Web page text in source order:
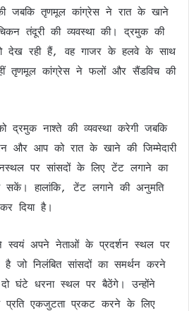
की जबकि तृणमूल कांग्रेस ने रात के खाने
तंदूरी की व्यवस्था की। द्रमुक की
देख रही हैं, वह गाजर के हलवे के साथ
तृणमूल कांग्रेस ने फलों और सैंडविच की
द्रमुक नाश्ते की व्यवस्था करेगी जबकि
और आप को रात के खाने की जिम्मेदारी
पर सांसदों के लिए टेंट लगाने का
सकें। हालांकि, टेंट लगाने की अनुमति
दिया है।
ने स्वयं अपने नेताओं के प्रदर्शन स्थल पर
है जो निलंबित सांसदों का समर्थन करने
घंटे धरना स्थल पर बैठेंगे। उन्होंने
के प्रति एकजुटता प्रकट करने के लिए